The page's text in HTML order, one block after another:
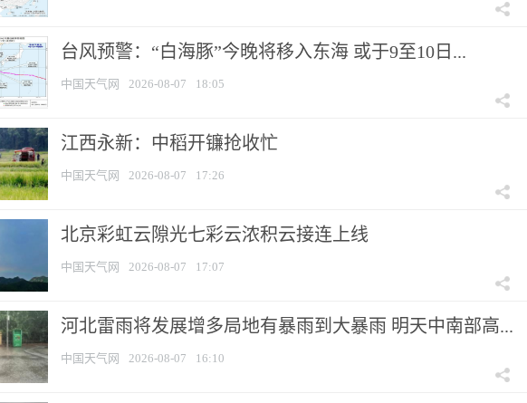
台风预警：“白海豚”今晚将移入东海 或于9至10日...
中国天气网 2026-08-07 18:05
江西永新：中稻开镰抢收忙
中国天气网 2026-08-07 17:26
北京彩虹云隙光七彩云浓积云接连上线
中国天气网 2026-08-07 17:07
河北雷雨将发展增多局地有暴雨到大暴雨 明天中南部高...
中国天气网 2026-08-07 16:10